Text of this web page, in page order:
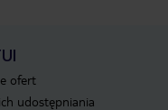
ofert
udostępniania